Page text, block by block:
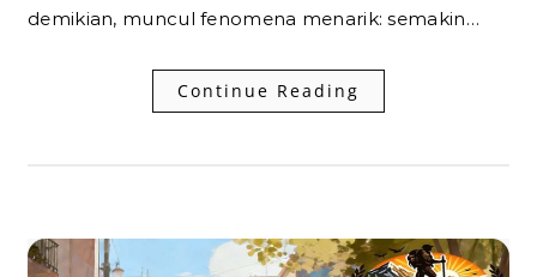
demikian, muncul fenomena menarik: semakin…
Continue Reading